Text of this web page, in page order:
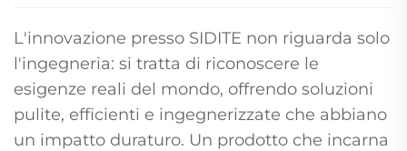
L'innovazione presso SIDITE non riguarda solo
l'ingegneria: si tratta di riconoscere le
esigenze reali del mondo, offrendo soluzioni
pulite, efficienti e ingegnerizzate che abbiano
un impatto duraturo. Un prodotto che incarna